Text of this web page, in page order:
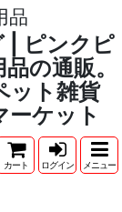
品
| ピンクピ
の通販。
ット雑貨
ーケット
カート ログイン メニュー